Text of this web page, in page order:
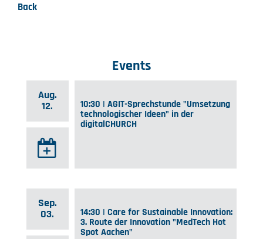
Back
Events
Aug.
12.
10:30 | AGIT-Sprechstunde "Umsetzung
technologischer Ideen" in der
digitalCHURCH
Sep.
03.
14:30 | Care for Sustainable Innovation:
3. Route der Innovation "MedTech Hot
Spot Aachen"